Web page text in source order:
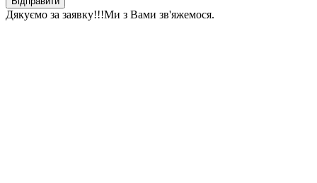
Дякуємо за заявку!!!Ми з Вами зв'яжемося.